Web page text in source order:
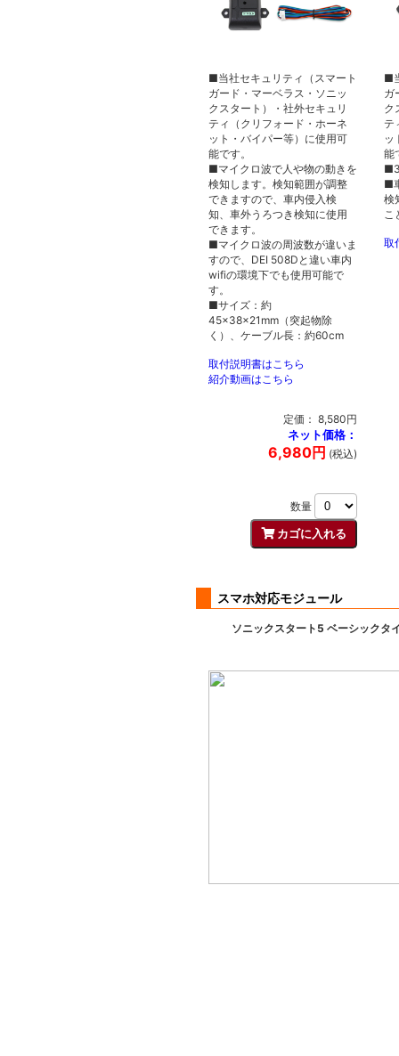
■当社セキュリティ（スマート
ガード・マーベラス・ソニッ
クスタート）・社外セキュリ
ティ（クリフォード・ホーネ
ット・バイパー等）に使用可
能です。
■マイクロ波で人や物の動きを
検知します。検知範囲が調整
できますので、車内侵入検
知、車外うろつき検知に使用
できます。
■マイクロ波の周波数が違いま
すので、DEI 508Dと違い車内
wifiの環境下でも使用可能で
す。
■サイズ：約
45×38×21mm（突起物除
く）、ケーブル長：約60cm
取付説明書はこちら
紹介動画はこちら
定価： 8,580円
ネット価格：
6,980円 (税込)
数量
■
ガ
ク
テ
ッ
能
■
検
こ
取
スマホ対応モジュール
ソニックスタート5 ベーシックタイ